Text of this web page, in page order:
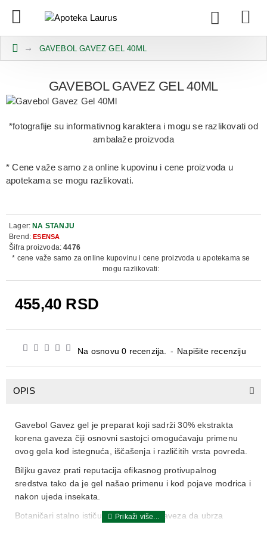
GAVEBOL GAVEZ GEL 40ML
GAVEBOL GAVEZ GEL 40ML
*fotografije su informativnog karaktera i mogu se razlikovati od
ambalaže proizvoda
* Cene važe samo za online kupovinu i cene proizvoda u
apotekama se mogu razlikovati.
Na osnovu 0 recenzija. - Napišite recenziju
455,40 RSD
Lager: NA STANJU
Brend: ESENSA
Šifra proizvoda: 4476
* cene važe samo za online kupovinu i cene proizvoda u apotekama se
mogu razlikovati:
OPIS
Gavebol Gavez gel je preparat koji sadrži 30% ekstrakta
korena gaveza čiji osnovni sastojci omogućavaju primenu
ovog gela kod istegnuća, iščašenja i različitih vrsta povreda.
Biljku gavez prati reputacija efikasnog protivupalnog
sredstva tako da je gel našao primenu i kod pojave modrica i
nakon ujeda insekata.
Botaničari stalno ističu izuzetnu moć gaveza da ubrza